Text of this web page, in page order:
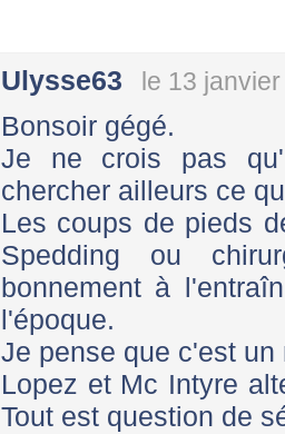
Ulysse63 le 13
Bonsoir gégé.
Je ne crois pas
chercher ailleurs ce
Les coups de pieds
Spedding ou
bonnement à
l'époque.
Je pense que c'est
Lopez et Mc Intyre
Tout est question de